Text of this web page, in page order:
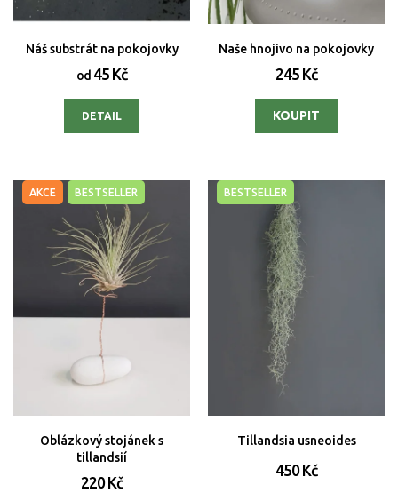
Náš substrát na pokojovky
od 45 Kč
DETAIL
Naše hnojivo na pokojovky
245 Kč
AKCE BESTSELLER
Oblázkový stojánek s
tillandsií
220 Kč
BESTSELLER
Tillandsia usneoides
450 Kč